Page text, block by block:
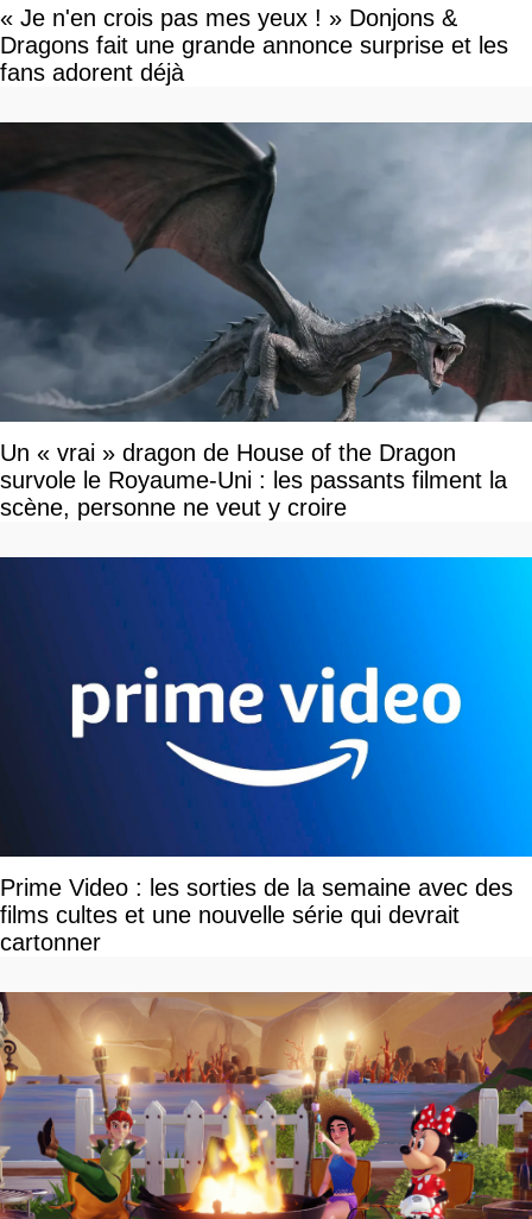
« Je n'en crois pas mes yeux ! » Donjons &
Dragons fait une grande annonce surprise et les
fans adorent déjà
Un « vrai » dragon de House of the Dragon
survole le Royaume-Uni : les passants filment la
scène, personne ne veut y croire
Prime Video : les sorties de la semaine avec des
films cultes et une nouvelle série qui devrait
cartonner